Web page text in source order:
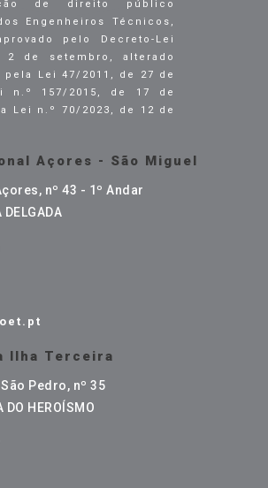
de direito público
Engenheiros Técnicos,
pelo Decreto-Lei
2 de setembro, alterado
pela Lei 47/2011, de 27 de
n.º 157/2015, de 17 de
Lei n.º 70/2023, de 12 de
Açores - São Miguel
nº 43 - 1º Andar
Ilha Terceira
Pedro, nº 35
HEROÍSMO